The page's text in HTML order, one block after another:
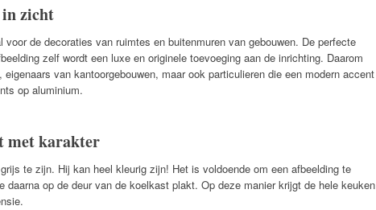
zicht
voor de decoraties van ruimtes en buitenmuren van gebouwen. De perfecte
zelf wordt een luxe en originele toevoeging aan de inrichting. Daarom
van kantoorgebouwen, maar ook particulieren die een modern accent
op aluminium.
met karakter
te zijn. Hij kan heel kleurig zijn! Het is voldoende om een afbeelding te
op de deur van de koelkast plakt. Op deze manier krijgt de hele keuken